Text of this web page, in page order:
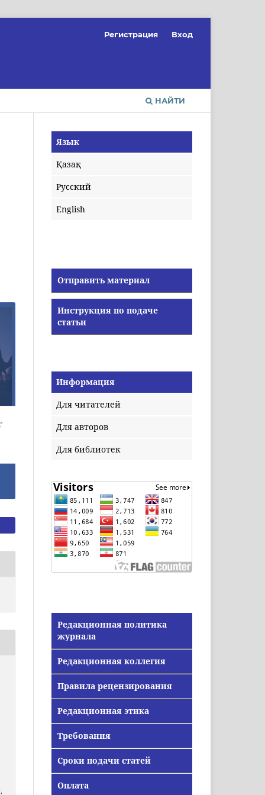
НАЙТИ
Регистрация Вход
Язык
Қазақ
Русский
English
Отправить материал
Инструкция по подаче
статьи
Информация
Для читателей
Для авторов
Для библиотек
Редакционная политика
журнала
Редакционная коллегия
Правила рецензирования
Редакционная этика
Требования
Сроки подачи статей
Оплата